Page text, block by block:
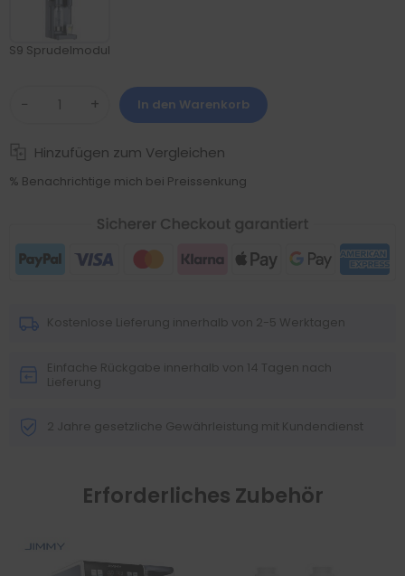
S9 Sprudelmodul
− + In den Warenkorb
Hinzufügen zum Vergleichen
% Benachrichtige mich bei Preissenkung
Kostenlose Lieferung innerhalb von 2-5 Werktagen
Einfache Rückgabe innerhalb von 14 Tagen nach
Lieferung
2 Jahre gesetzliche Gewährleistung mit Kundendienst
Erforderliches Zubehör